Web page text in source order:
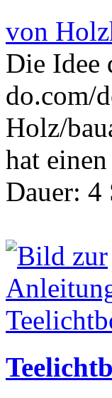
von
Die Idee
do.com/
Holz/
hat
Dauer: 4